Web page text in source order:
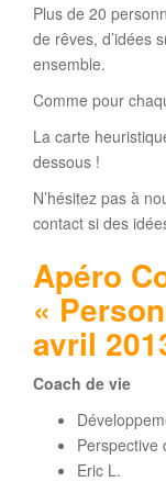
Plus de 20
de rêves, d’idées
ensemble.
Comme pour
La carte
dessous !
N’hésitez pas à
contact si des
Apéro
«
avril
Coach de vie
Perspective
Eric L.